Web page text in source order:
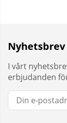
Nyhetsbrev
I vårt
erbjudanden